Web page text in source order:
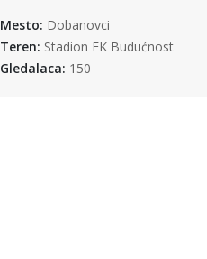
Mesto: Dobanovci
Teren: Stadion FK Budućnost
Gledalaca: 150